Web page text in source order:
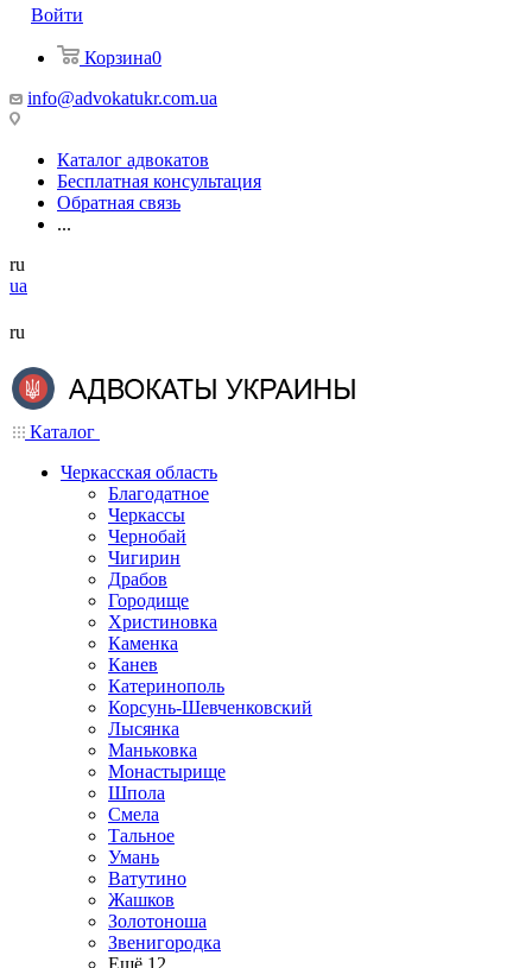
Войти
Корзина0
info@advokatukr.com.ua
Каталог адвокатов
Бесплатная консультация
Обратная связь
...
ru
ua
ru
Каталог
Черкасская область
Благодатное
Черкассы
Чернобай
Чигирин
Драбов
Городище
Христиновка
Каменка
Канев
Катеринополь
Корсунь-Шевченковский
Лысянка
Маньковка
Монастырище
Шпола
Смела
Тальное
Умань
Ватутино
Жашков
Золотоноша
Звенигородка
Ещё 12